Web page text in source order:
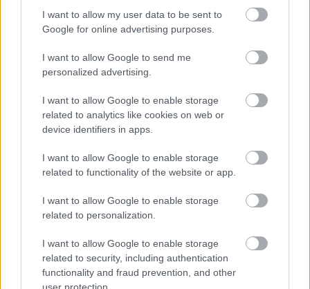
I want to allow my user data to be sent to
Google for online advertising purposes.
I want to allow Google to send me
personalized advertising.
I want to allow Google to enable storage
related to analytics like cookies on web or
device identifiers in apps.
I want to allow Google to enable storage
related to functionality of the website or app.
I want to allow Google to enable storage
related to personalization.
I want to allow Google to enable storage
related to security, including authentication
functionality and fraud prevention, and other
Σύμφωνα με την οργάνωση, ο πλούτος που
συγκεντρώνουν σήμερα οι δισεκατομμυριούχοι
θα αρκούσε θεωρητικά για να εξαλειφθεί η
ακραία φτώχεια σε παγκόσμιο επίπεδο πολλές
πρόκληση για τις κυβερνήσεις
Η Oxfam υποστηρίζει ότι η υπερσυγκέντρωση
πολιτικό ζήτημα, καθώς ενισχύει την επιρροή των
οικονομικά ισχυρών στη διαμόρφωση των
δημόσιων πολιτικών.
Όπως προειδοποιεί, οι αυξανόμενες οικονομικές